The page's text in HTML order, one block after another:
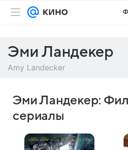
Эми Ландекер
Amy Landecker
Эми Ландекер:
сериалы